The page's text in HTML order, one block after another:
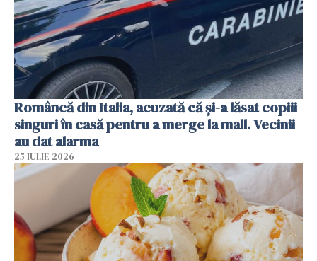
Româncă din Italia, acuzată că și-a lăsat copiii
singuri în casă pentru a merge la mall. Vecinii
au dat alarma
25 IULIE 2026